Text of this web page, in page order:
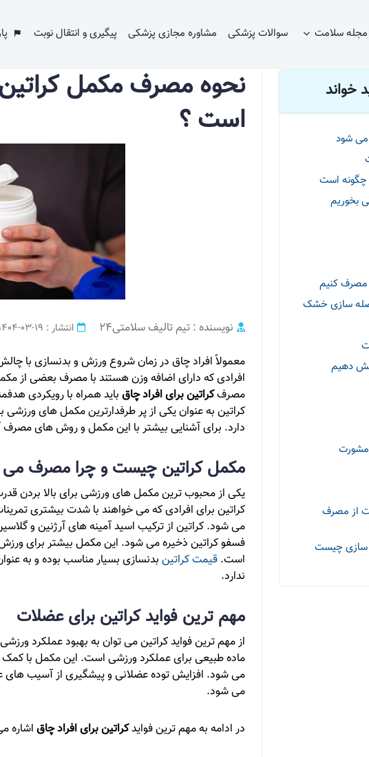
مجله سلامت سوالات پزشکی مشاوره مجازی پزشکی پیگیری و انتقال نوبت نحوه مصرف مکمل کراتین برای افراد چاق چگونه است ؟
خواند
شود
چگونه است
بخوریم
مصرف کنیم
سازی خشک
دهیم
مشورت
از مصرف
سازی چیست
نحوه مصرف مکمل کراتین
است ؟
نویسنده : تیم تالیف سلامتی24 انتشار : 19-03-1404
معمولاً افراد چاق در زمان شروع ورزش و بدنسازی با
افرادی که دارای اضافه وزن هستند با مصرف بعضی از
مصرفکراتین برای افراد چاق باید همراه با رویکردی
کراتین به عنوان یکی از پر طرفدارترین مکمل های
دارد. برای آشنایی بیشتر با این مکمل و روش های مصرف
مکمل کراتین چیست و چرا مصرف
یکی از محبوب ترین مکمل های ورزشی برای بالا بردن
کراتین برای افرادی که می خواهند با شدت بیشتری
می شود. کراتین از ترکیب اسید آمینه های آرژنین و
فسفو کراتین ذخیره می شود. این مکمل بیشتر برای ورزش
است. قیمت کراتین بدنسازی بسیار مناسب بوده و به
ندارد.
مهم ترین فواید کراتین برای عضلات
از مهم ترین فواید کراتین می توان به بهبود عملکرد
ماده طبیعی برای عملکرد ورزشی است. این مکمل با
می شود. افزایش توده عضلانی و پیشگیری از آسیب
می شود.
در ادامه به مهم ترین فوایدکراتین برای افراد چاقاشاره